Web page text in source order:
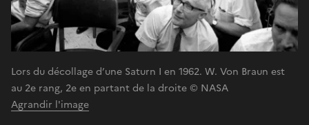
Lors du décollage d’une Saturn I en 1962. W. Von Braun est
au 2e rang, 2e en partant de la droite © NASA
Agrandir l'image